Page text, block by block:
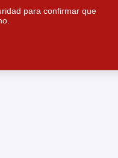
para confirmar que